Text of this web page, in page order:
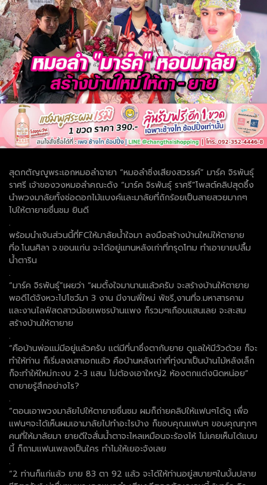
สุดกตัญญูพระเอกหมอลำฉายา “หมอลำซิ่งเสียงสวรรค์” มาร์ค จิรพันธุ์
ราศรี เจ้าของวงหมอลำคณะดัง “มาร์ค จิรพันธุ์ ราศรี”โพสต์คลิปสุดซึ้ง
นำพวงมาลัยทั้งช่อดอกไม้แบงค์และมาลัยที่ถักร้อยเป็นสายสวยมากๆ
ไปให้ตายายชื่นชม ยินดี
.
พร้อมนำเงินส่วนนี้ที่FCให้มาลัยน้ำใจมา ลงมือสร้างบ้านใหม่ให้ตายาย
ที่อ.โนนศิลา จ.ขอนแก่น จะได้อยู่แทนหลังเก่าที่ทรุดโทม ทำเอายายปลื้ม
น้ำตาริน
.
“มาร์ค จิรพันธุ์”เผยว่า “ผมตั้งใจมานานแล้วครับ จะสร้างบ้านให้ตายาย
พอดีได้จังหวะไปโชว์มา 3 งาน มีงานพี่ใหม่ พัชรี,งานที่จ.มหาสารคาม
และงานไลฟ์สดสาวน้อยเพชรบ้านแพง ก็รวมๆเกือบแสนเลย จะสะสม
สร้างบ้านให้ตายาย
.
“คือบ้านพ่อแม่มีอยู่แล้วครับ แต่มีที่นาซึ่งตากับยาย ดูแลให้มีวัวด้วย ก็จะ
ทำให้ท่าน ก็เริ่มลงเสาเอกแล้ว คือบ้านหลังเก่าที่ทุ่งนาเป็นบ้านไม้หลังเล็ก
ก็จะทำให้ใหม่กะงบ 2-3 แสน ไม่ต้องเอาใหญ่2 ห้องตกแต่งนิดหน่อย”
ตายายรู้สึกอย่างไร?
.
“ตอนเอาพวงมาลัยไปให้ตายายชื่นชม ผมก็ถ่ายคลิปให้แฟนๆได้ดู เพื่อ
แฟนๆจะได้เห็นผมเอามาลัยไปทำอะไรบ้าง ก็ขอบคุณแฟนๆ ขอบคุณทุกๆ
คนที่ให้มาลัยมา ยายดีใจสั่นน้ำตาจะไหลเหมือนจะร้องไห้ ไม่เคยเห็นได้แบบ
นี้ ก็ถามแฟนเพลงเป็นใคร ทำไมให้เยอะจังเลย
.
“2 ท่านก็แก่แล้ว ยาย 83 ตา 92 แล้ว จะได้ให้ท่านอยู่สบายๆในบั้นปลาย